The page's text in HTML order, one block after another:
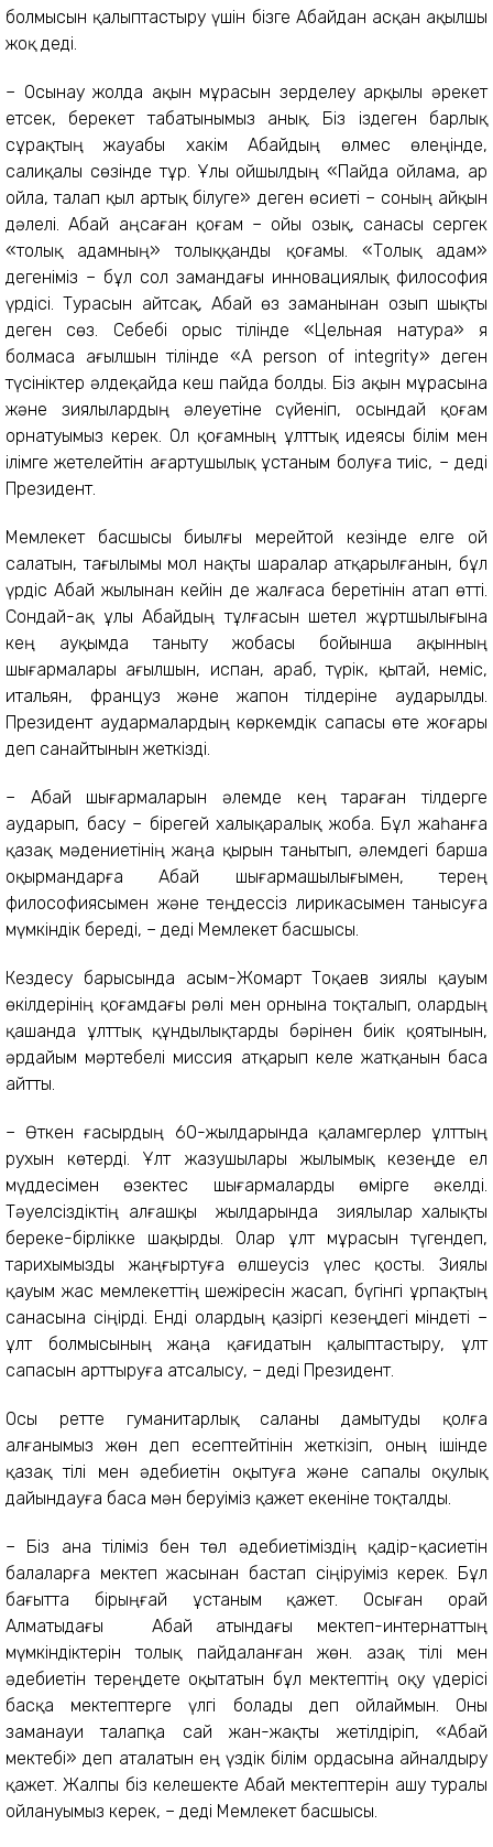
болмысын қалыптастыру үшін бізге Абайдан асқан ақылшы
жоқ деді.
– Осынау жолда ақын мұрасын зерделеу арқылы әрекет
етсек, берекет табатынымыз анық. Біз іздеген барлық
сұрақтың жауабы хакім Абайдың өлмес өлеңінде,
салиқалы сөзінде тұр. Ұлы ойшылдың «Пайда ойлама, ар
ойла, талап қыл артық білуге» деген өсиеті – соның айқын
дәлелі. Абай аңсаған қоғам – ойы озық, санасы сергек
«толық адамның» толыққанды қоғамы. «Толық адам»
дегеніміз – бұл сол замандағы инновациялық философия
үрдісі. Турасын айтсақ, Абай өз заманынан озып шықты
деген сөз. Себебі орыс тілінде «Цельная натура» я
болмаса ағылшын тілінде «A person of integrity» деген
түсініктер әлдеқайда кеш пайда болды. Біз ақын мұрасына
және зиялылардың әлеуетіне сүйеніп, осындай қоғам
орнатуымыз керек. Ол қоғамның ұлттық идеясы білім мен
ілімге жетелейтін ағартушылық ұстаным болуға тиіс, – деді
Президент.
Мемлекет басшысы биылғы мерейтой кезінде елге ой
салатын, тағылымы мол нақты шаралар атқарылғанын, бұл
үрдіс Абай жылынан кейін де жалғаса беретінін атап өтті.
Сондай-ақ ұлы Абайдың тұлғасын шетел жұртшылығына
кең ауқымда таныту жобасы бойынша ақынның
шығармалары ағылшын, испан, араб, түрік, қытай, неміс,
итальян, француз және жапон тілдеріне аударылды.
Президент аудармалардың көркемдік сапасы өте жоғары
деп санайтынын жеткізді.
– Абай шығармаларын әлемде кең тараған тілдерге
аударып, басу – бірегей халықаралық жоба. Бұл жаһанға
қазақ мәдениетінің жаңа қырын танытып, әлемдегі барша
оқырмандарға Абай шығармашылығымен, терең
философиясымен және теңдессіз лирикасымен танысуға
мүмкіндік береді, – деді Мемлекет басшысы.
Кездесу барысында Қасым-Жомарт Тоқаев зиялы қауым
өкілдерінің қоғамдағы рөлі мен орнына тоқталып, олардың
қашанда ұлттық құндылықтарды бәрінен биік қоятынын,
әрдайым мәртебелі миссия атқарып келе жатқанын баса
айтты.
– Өткен ғасырдың 60-жылдарында қаламгерлер ұлттың
рухын көтерді. Ұлт жазушылары жылымық кезеңде ел
мүддесімен өзектес шығармаларды өмірге әкелді.
Тәуелсіздіктің алғашқы жылдарында зиялылар халықты
береке-бірлікке шақырды. Олар ұлт мұрасын түгендеп,
тарихымызды жаңғыртуға өлшеусіз үлес қосты. Зиялы
қауым жас мемлекеттің шежіресін жасап, бүгінгі ұрпақтың
санасына сіңірді. Енді олардың қазіргі кезеңдегі міндеті –
ұлт болмысының жаңа қағидатын қалыптастыру, ұлт
сапасын арттыруға атсалысу, – деді Президент.
Осы ретте гуманитарлық саланы дамытуды қолға
алғанымыз жөн деп есептейтінін жеткізіп, оның ішінде
қазақ тілі мен әдебиетін оқытуға және сапалы оқулық
дайындауға баса мән беруіміз қажет екеніне тоқталды.
– Біз ана тіліміз бен төл әдебиетіміздің қадір-қасиетін
балаларға мектеп жасынан бастап сіңіруіміз керек. Бұл
бағытта бірыңғай ұстаным қажет. Осыған орай
Алматыдағы Абай атындағы мектеп-интернаттың
мүмкіндіктерін толық пайдаланған жөн. Қазақ тілі мен
әдебиетін тереңдете оқытатын бұл мектептің оқу үдерісі
басқа мектептерге үлгі болады деп ойлаймын. Оны
заманауи талапқа сай жан-жақты жетілдіріп, «Абай
мектебі» деп аталатын ең үздік білім ордасына айналдыру
қажет. Жалпы біз келешекте Абай мектептерін ашу туралы
ойлануымыз керек, – деді Мемлекет басшысы.